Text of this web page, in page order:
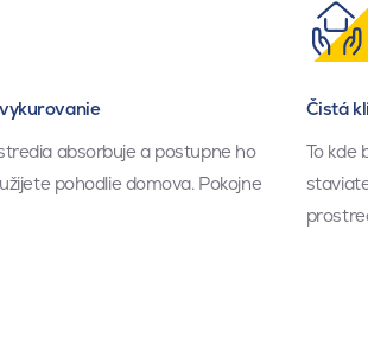
absorbuje a postupne ho
pohodlie domova. Pokojne
Čistá
To kde